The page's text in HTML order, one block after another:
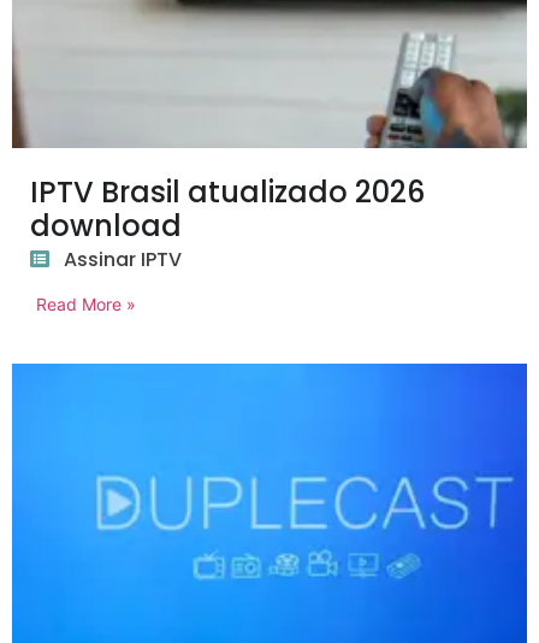
IPTV Brasil atualizado 2026
download
Assinar IPTV
Read More »